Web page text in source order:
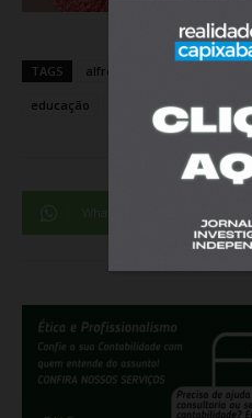
TAGS alfredo chaves
educação merenda Pandemia